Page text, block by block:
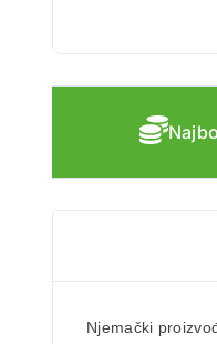
Njemački